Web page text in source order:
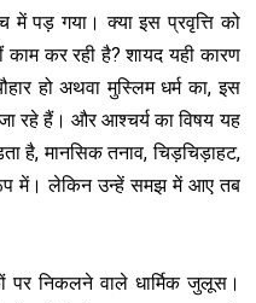
में पड़ गया। क्या इस प्रवृत्ति को
काम कर रही है? शायद यही कारण
हो अथवा मुस्लिम धर्म का, इस
रहे हैं। और आश्चर्य का विषय यह
है, मानसिक तनाव, चिड़चिड़ाहट,
में। लेकिन उन्हें समझ में आए तब
पर निकलने वाले धार्मिक जुलूस।